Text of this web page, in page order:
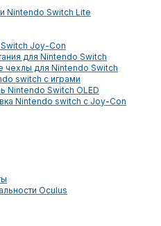
Nintendo Switch Lite
Joy-Con
для Nintendo Switch
чехлы для Nintendo Switch
switch с играми
Nintendo Switch OLED
Nintendo switch с Joy-Con
Oculus